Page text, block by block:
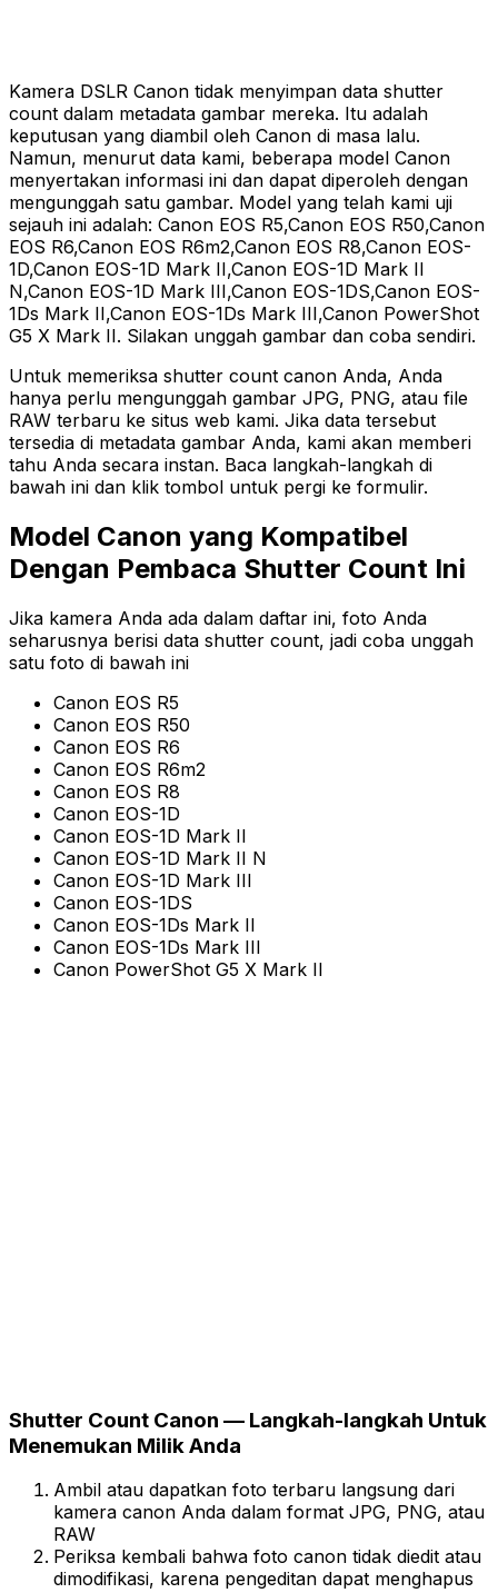
Kamera DSLR Canon tidak menyimpan data shutter
count dalam metadata gambar mereka. Itu adalah
keputusan yang diambil oleh Canon di masa lalu.
Namun, menurut data kami, beberapa model Canon
menyertakan informasi ini dan dapat diperoleh dengan
mengunggah satu gambar. Model yang telah kami uji
sejauh ini adalah: Canon EOS R5,Canon EOS R50,Canon
EOS R6,Canon EOS R6m2,Canon EOS R8,Canon EOS-
1D,Canon EOS-1D Mark II,Canon EOS-1D Mark II
N,Canon EOS-1D Mark III,Canon EOS-1DS,Canon EOS-
1Ds Mark II,Canon EOS-1Ds Mark III,Canon PowerShot
G5 X Mark II. Silakan unggah gambar dan coba sendiri.
Untuk memeriksa shutter count canon Anda, Anda
hanya perlu mengunggah gambar JPG, PNG, atau file
RAW terbaru ke situs web kami. Jika data tersebut
tersedia di metadata gambar Anda, kami akan memberi
tahu Anda secara instan. Baca langkah-langkah di
bawah ini dan klik tombol untuk pergi ke formulir.
Model Canon yang Kompatibel
Dengan Pembaca Shutter Count Ini
Jika kamera Anda ada dalam daftar ini, foto Anda
seharusnya berisi data shutter count, jadi coba unggah
satu foto di bawah ini
Canon EOS R5
Canon EOS R50
Canon EOS R6
Canon EOS R6m2
Canon EOS R8
Canon EOS-1D
Canon EOS-1D Mark II
Canon EOS-1D Mark II N
Canon EOS-1D Mark III
Canon EOS-1DS
Canon EOS-1Ds Mark II
Canon EOS-1Ds Mark III
Canon PowerShot G5 X Mark II
Shutter Count Canon — Langkah-langkah Untuk
Menemukan Milik Anda
Ambil atau dapatkan foto terbaru langsung dari
kamera canon Anda dalam format JPG, PNG, atau
RAW
Periksa kembali bahwa foto canon tidak diedit atau
dimodifikasi, karena pengeditan dapat menghapus